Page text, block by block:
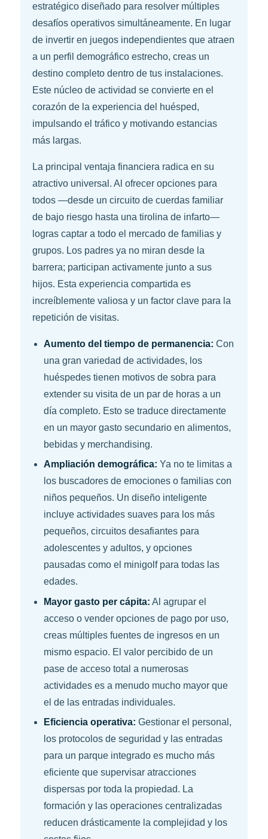
estratégico diseñado para resolver múltiples
desafíos operativos simultáneamente. En lugar
de invertir en juegos independientes que atraen
a un perfil demográfico estrecho, creas un
destino completo dentro de tus instalaciones.
Este núcleo de actividad se convierte en el
corazón de la experiencia del huésped,
impulsando el tráfico y motivando estancias
más largas.
La principal ventaja financiera radica en su
atractivo universal. Al ofrecer opciones para
todos —desde un circuito de cuerdas familiar
de bajo riesgo hasta una tirolina de infarto—
logras captar a todo el mercado de familias y
grupos. Los padres ya no miran desde la
barrera; participan activamente junto a sus
hijos. Esta experiencia compartida es
increíblemente valiosa y un factor clave para la
repetición de visitas.
Aumento del tiempo de permanencia: Con
una gran variedad de actividades, los
huéspedes tienen motivos de sobra para
extender su visita de un par de horas a un
día completo. Esto se traduce directamente
en un mayor gasto secundario en alimentos,
bebidas y merchandising.
Ampliación demográfica: Ya no te limitas a
los buscadores de emociones o familias con
niños pequeños. Un diseño inteligente
incluye actividades suaves para los más
pequeños, circuitos desafiantes para
adolescentes y adultos, y opciones
pausadas como el minigolf para todas las
edades.
Mayor gasto per cápita: Al agrupar el
acceso o vender opciones de pago por uso,
creas múltiples fuentes de ingresos en un
mismo espacio. El valor percibido de un
pase de acceso total a numerosas
actividades es a menudo mucho mayor que
el de las entradas individuales.
Eficiencia operativa: Gestionar el personal,
los protocolos de seguridad y las entradas
para un parque integrado es mucho más
eficiente que supervisar atracciones
dispersas por toda la propiedad. La
formación y las operaciones centralizadas
reducen drásticamente la complejidad y los